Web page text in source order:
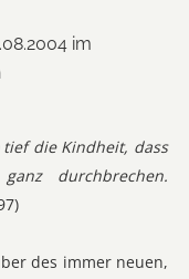
im
die Kindheit, dass
durchbrechen.
des immer neuen,